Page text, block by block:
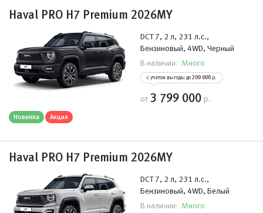
Haval PRO H7 Premium 2026MY
DCT 7, 2 л, 231 л.с.,
Бензиновый, 4WD, Черный
В наличии: Много
с учетом выгоды до 200 000 р.
от 3 799 000 р.
Новинка Акция
Haval PRO H7 Premium 2026MY
DCT 7, 2 л, 231 л.с.,
Бензиновый, 4WD, Белый
В наличии: Много